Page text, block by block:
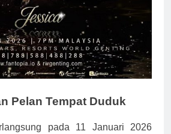
Pelan Tempat Duduk
pada 11 Januari 2026